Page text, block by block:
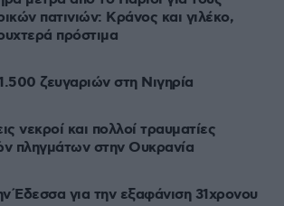
πατινιών: Κράνος και γιλέκο,
πρόστιμα
ζευγαριών στη Νιγηρία
νεκροί και πολλοί τραυματίες
πληγμάτων στην Ουκρανία
Έδεσσα για την εξαφάνιση 31χρονου